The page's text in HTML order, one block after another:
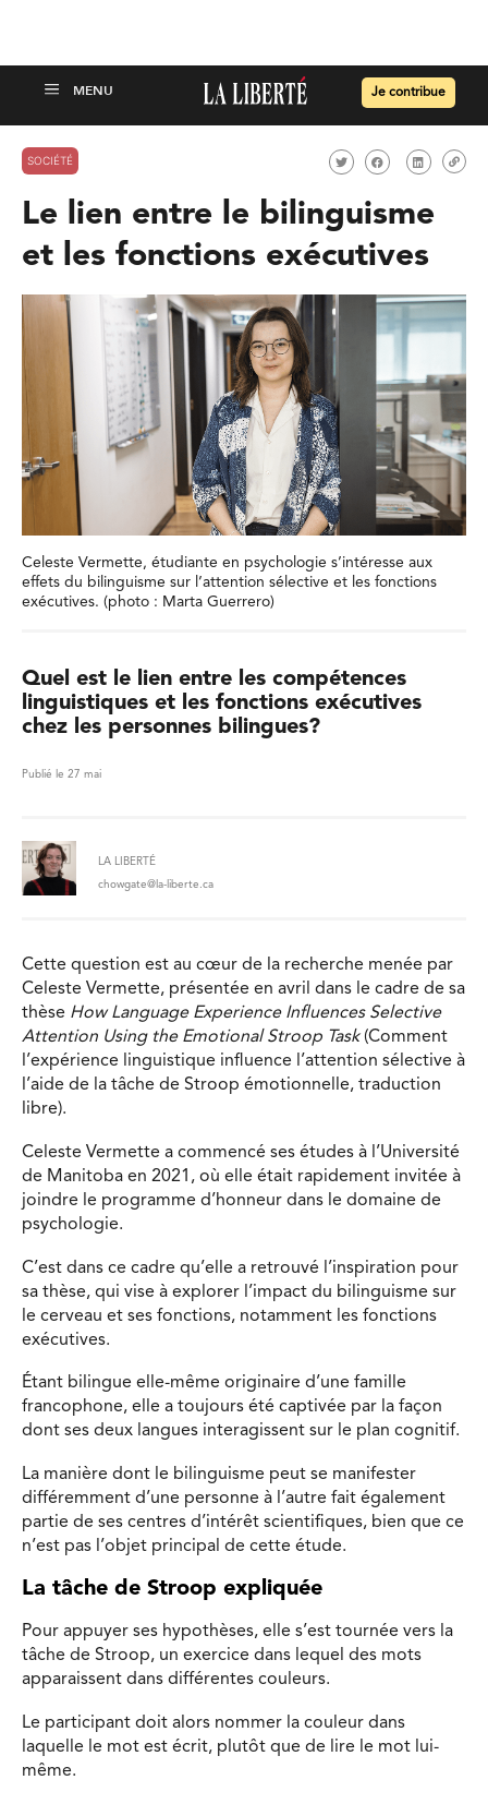
Je contribue
SOCIÉTÉ
Le lien entre le bilinguisme
et les fonctions exécutives
Celeste Vermette, étudiante en psychologie s’intéresse aux
effets du bilinguisme sur l’attention sélective et les fonctions
exécutives. (photo : Marta Guerrero)
Quel est le lien entre les compétences
linguistiques et les fonctions exécutives
chez les personnes bilingues?
Publié le 27 mai
LA LIBERTÉ
chowgate@la-liberte.ca
Cette question est au cœur de la recherche menée par
Celeste Vermette, présentée en avril dans le cadre de sa
thèse How Language Experience Influences Selective
Attention Using the Emotional Stroop Task(Comment
l’expérience linguistique influence l’attention sélective à
l’aide de la tâche de Stroop émotionnelle, traduction
libre).
Celeste Vermette a commencé ses études à l’Université
de Manitoba en 2021, où elle était rapidement invitée à
joindre le programme d’honneur dans le domaine de
psychologie.
C’est dans ce cadre qu’elle a retrouvé l’inspiration pour
sa thèse, qui vise à explorer l’impact du bilinguisme sur
le cerveau et ses fonctions, notamment les fonctions
exécutives.
Étant bilingue elle-même originaire d’une famille
francophone, elle a toujours été captivée par la façon
dont ses deux langues interagissent sur le plan cognitif.
La manière dont le bilinguisme peut se manifester
différemment d’une personne à l’autre fait également
partie de ses centres d’intérêt scientifiques, bien que ce
n’est pas l’objet principal de cette étude.
La tâche de Stroop expliquée
Pour appuyer ses hypothèses, elle s’est tournée vers la
tâche de Stroop, un exercice dans lequel des mots
apparaissent dans différentes couleurs.
Le participant doit alors nommer la couleur dans
laquelle le mot est écrit, plutôt que de lire le mot lui-
même.